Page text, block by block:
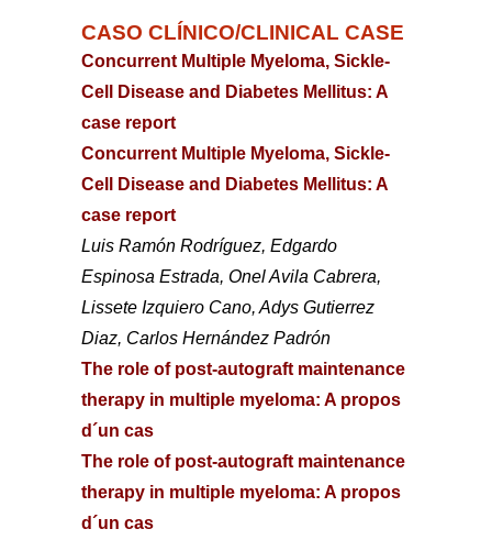
CASO CLÍNICO/CLINICAL CASE
Concurrent Multiple Myeloma, Sickle-
Cell Disease and Diabetes Mellitus: A
case report
Concurrent Multiple Myeloma, Sickle-
Cell Disease and Diabetes Mellitus: A
case report
Luis Ramón Rodríguez, Edgardo
Espinosa Estrada, Onel Avila Cabrera,
Lissete Izquiero Cano, Adys Gutierrez
Diaz, Carlos Hernández Padrón
The role of post-autograft maintenance
therapy in multiple myeloma: A propos
d´un cas
The role of post-autograft maintenance
therapy in multiple myeloma: A propos
d´un cas